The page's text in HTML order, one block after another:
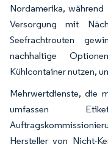
Nordamerika,
Versorgung mit
Seefrachtrouten
nachhaltige
Kühlcontainer nutzen,
Mehrwertdienste, die
umfassen
Hersteller von Nicht-